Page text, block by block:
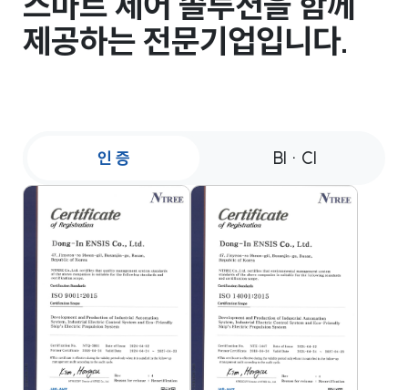
제공하는 전문기업입니다.
인 증 BI · CI